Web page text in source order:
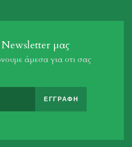
Newsletter μας
άμεσα για οτι σας